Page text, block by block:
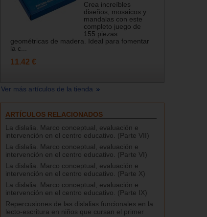
Crea increíbles
diseños, mosaicos y
mandalas con este
completo juego de
155 piezas
geométricas de madera. Ideal para fomentar
la c...
11.42 €
Ver más artículos de la tienda
ARTÍCULOS RELACIONADOS
La dislalia. Marco conceptual, evaluación e
intervención en el centro educativo. (Parte VII)
La dislalia. Marco conceptual, evaluación e
intervención en el centro educativo. (Parte VI)
La dislalia. Marco conceptual, evaluación e
intervención en el centro educativo. (Parte X)
La dislalia. Marco conceptual, evaluación e
intervención en el centro educativo. (Parte IX)
Repercusiones de las dislalias funcionales en la
lecto-escritura en niños que cursan el primer